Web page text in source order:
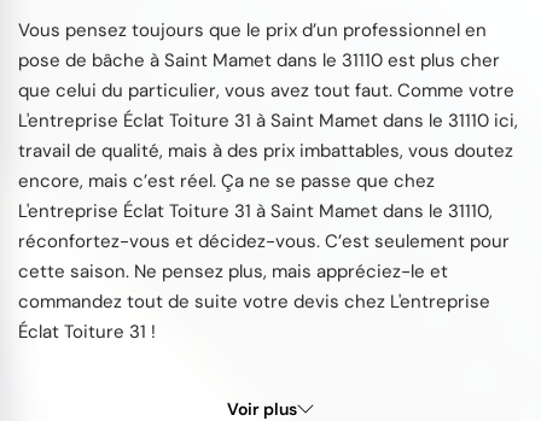
Vous pensez toujours que le prix d’un professionnel en
pose de bâche à Saint Mamet dans le 31110 est plus cher
que celui du particulier, vous avez tout faut. Comme votre
L'entreprise Éclat Toiture 31 à Saint Mamet dans le 31110 ici,
travail de qualité, mais à des prix imbattables, vous doutez
encore, mais c’est réel. Ça ne se passe que chez
L'entreprise Éclat Toiture 31 à Saint Mamet dans le 31110,
réconfortez-vous et décidez-vous. C’est seulement pour
cette saison. Ne pensez plus, mais appréciez-le et
commandez tout de suite votre devis chez L'entreprise
Éclat Toiture 31 !
Voir plus